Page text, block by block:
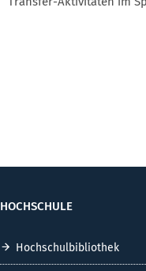
HOCHSCHULE
Hochschulbibliothek